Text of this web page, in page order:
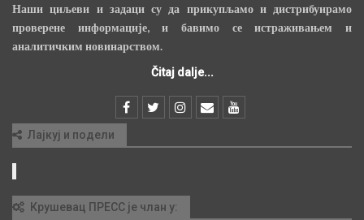
Наши циљеви и задаци су да прикупљамо и дистрибуирамо
проверене информације, и бавимо се истраживањем и
аналитичким новинарством.
Čitaj dalje...
Лајкуј и подели
Крушевац ПРЕСС је члан у: